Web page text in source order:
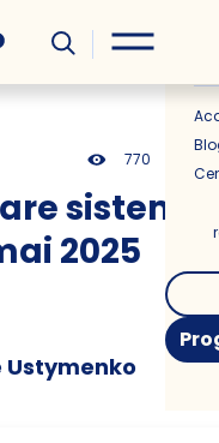
770
sistem
2025
Ustymenko